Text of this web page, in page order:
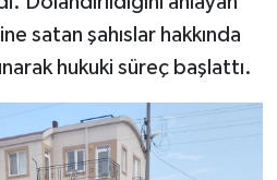
satan şahıslar hakkında
hukuki süreç başlattı.